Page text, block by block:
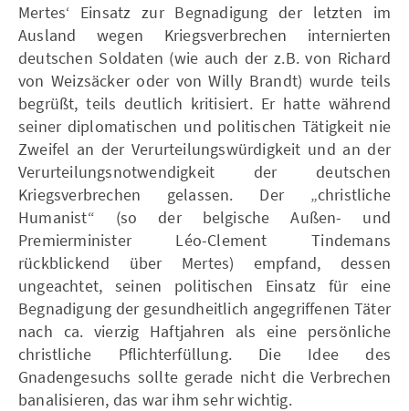
Mertes‘ Einsatz zur Begnadigung der letzten im
Ausland wegen Kriegsverbrechen internierten
deutschen Soldaten (wie auch der z.B. von Richard
von Weizsäcker oder von Willy Brandt) wurde teils
begrüßt, teils deutlich kritisiert. Er hatte während
seiner diplomatischen und politischen Tätigkeit nie
Zweifel an der Verurteilungswürdigkeit und an der
Verurteilungsnotwendigkeit der deutschen
Kriegsverbrechen gelassen. Der „christliche
Humanist“ (so der belgische Außen- und
Premierminister Léo-Clement Tindemans
rückblickend über Mertes) empfand, dessen
ungeachtet, seinen politischen Einsatz für eine
Begnadigung der gesundheitlich angegriffenen Täter
nach ca. vierzig Haftjahren als eine persönliche
christliche Pflichterfüllung. Die Idee des
Gnadengesuchs sollte gerade nicht die Verbrechen
banalisieren, das war ihm sehr wichtig.